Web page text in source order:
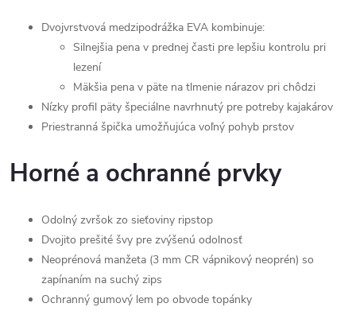
Dvojvrstvová medzipodrážka EVA kombinuje:
Silnejšia pena v prednej časti pre lepšiu kontrolu pri
lezení
Mäkšia pena v päte na tlmenie nárazov pri chôdzi
Nízky profil päty špeciálne navrhnutý pre potreby kajakárov
Priestranná špička umožňujúca voľný pohyb prstov
Horné a ochranné prvky
Odolný zvršok zo sieťoviny ripstop
Dvojito prešité švy pre zvýšenú odolnosť
Neoprénová manžeta (3 mm CR vápnikový neoprén) so
zapínaním na suchý zips
Ochranný gumový lem po obvode topánky